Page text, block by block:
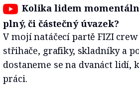
Kolika lidem
plný, či částečný úvazek?
V mojí natáčecí partě FIZI
střihače, grafiky, skladníky a
dostaneme se na dvanáct lidí,
práci.